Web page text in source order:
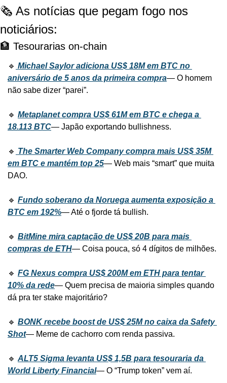
🗞️ As notícias que pegam fogo nos
noticiários:
🏦 Tesourarias on-chain
🔹 Michael Saylor adiciona US$ 18M em BTC no
aniversário de 5 anos da primeira compra— O homem
não sabe dizer “parei”.
🔹 Metaplanet compra US$ 61M em BTC e chega a
18.113 BTC— Japão exportando bullishness.
🔹 The Smarter Web Company compra mais US$ 35M
em BTC e mantém top 25— Web mais “smart” que muita
DAO.
🔹 Fundo soberano da Noruega aumenta exposição a
BTC em 192%— Até o fjorde tá bullish.
🔹 BitMine mira captação de US$ 20B para mais
compras de ETH— Coisa pouca, só 4 dígitos de milhões.
🔹 FG Nexus compra US$ 200M em ETH para tentar
10% da rede— Quem precisa de maioria simples quando
dá pra ter stake majoritário?
🔹 BONK recebe boost de US$ 25M no caixa da Safety
Shot— Meme de cachorro com renda passiva.
🔹 ALT5 Sigma levanta US$ 1,5B para tesouraria da
World Liberty Financial— O “Trump token” vem aí.